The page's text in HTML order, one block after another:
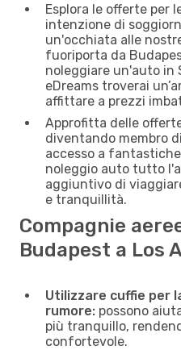
Esplora le offerte per
intenzione di
un'occhiata alle
fuoriporta da
noleggiare un'auto in
eDreams troverai
affittare a prezzi
Approfitta delle
diventando membro
accesso a
noleggio auto tutto
aggiuntivo di
e tranquillità.
Compagnie
Budapest a Los
Utilizzare cuffie per
rumore: possono
più tranquillo,
confortevole.